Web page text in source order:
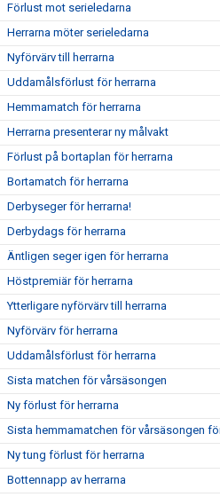
Förlust mot serieledarna
Herrarna möter serieledarna
Nyförvärv till herrarna
Uddamålsförlust för herrarna
Hemmamatch för herrarna
Herrarna presenterar ny målvakt
Förlust på bortaplan för herrarna
Bortamatch för herrarna
Derbyseger för herrarna!
Derbydags för herrarna
Äntligen seger igen för herrarna
Höstpremiär för herrarna
Ytterligare nyförvärv till herrarna
Nyförvärv för herrarna
Uddamålsförlust för herrarna
Sista matchen för vårsäsongen
Ny förlust för herrarna
Sista hemmamatchen för vårsäsongen
Ny tung förlust för herrarna
Bottennapp av herrarna